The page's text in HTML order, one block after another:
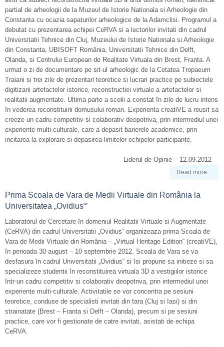
partial de arheologii de la Muzeul de Istorie Nationala si Arheologie din
Constanta cu ocazia sapaturilor arheologice de la Adamclisi. Programul a
debutat cu prezentarea echipei CeRVA si a lectorilor invitati din cadrul
Universitatii Tehnice din Cluj, Muzeului de Istorie Nationala si Arheologie
din Constanta, UBISOFT România, Universitatii Tehnice din Delft,
Olanda, si Centrului European de Realitate Virtuala din Brest, Franta. A
urmat o zi de documentare pe sit-ul arheologic de la Cetatea Tropaeum
Traiani si trei zile de prezentari teoretice si lucrari practice pe subiectele
digitizarii artefactelor istorice, reconstructiei virtuale a artefactelor si
realitatii augmentate. Ultima parte a scolii a constat în zile de lucru intens
în vederea reconstituirii domusului roman. Experienta creatiVE a reusit sa
creeze un cadru competitiv si colaborativ deopotriva, prin intermediul unei
experiente multi-culturale, care a depasit barierele academice, prin
incitarea la explorare si depasirea limitelor echipelor participante.
Liderul de Opinie – 12.09.2012
Read more...
Prima Scoala de Vara de Medii Virtuale din România la
Universitatea „Ovidius“’
Laboratorul de Cercetare în domeniul Realitatii Virtuale si Augmentate
(CeRVA) din cadrul Universitatii „Ovidius“ organizeaza prima Scoala de
Vara de Medii Virtuale din România – „Virtual Heritage Edition“ (creatiVE),
în perioada 30 august – 10 septembrie 2012. Scoala de Vara se va
desfasura în cadrul Universitatii „Ovidius“ si îsi propune sa initieze si sa
specializeze studentii în reconstituirea virtuala 3D a vestigiilor istorice
într-un cadru competitiv si colaborativ deopotriva, prin intermediul unei
experiente multi-culturale. Activitatile se vor concentra pe sesiuni
teoretice, conduse de specialisti invitati din tara (Cluj si Iasi) si din
strainatate (Brest – Franta si Delft – Olanda), precum si pe sesiuni
practice, care vor fi gestionate de catre invitati, asistati de echipa
CeRVA.